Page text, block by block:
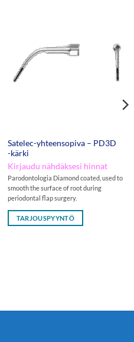
Satelec-yhteensopiva – PD3D
-kärki
Kirjaudu nähdäksesi hinnat
Parodontologia Diamond coated, used to
smooth the surface of root during
periodontal flap surgery.
TARJOUSPYYNTÖ